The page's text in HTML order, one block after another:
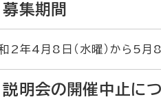
集期間
2年4月8日（水曜）から5月
明会の開催中止に